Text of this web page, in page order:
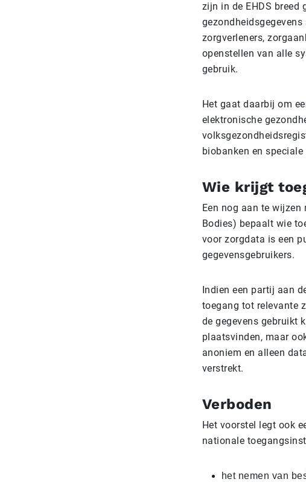
zijn in de EHDS
zorgverleners,
openstellen van alle
gebruik.
Het gaat daarbij om
elektronische
biobanken en
Wie krijgt
Een nog aan te
Bodies) bepaalt wie
voor zorgdata is een
gegevensgebruikers.
Indien een partij aan
toegang tot relevante
de gegevens gebruikt
plaatsvinden, maar
anoniem en alleen
verstrekt.
Verboden
Het voorstel legt ook
nationale
het nemen van